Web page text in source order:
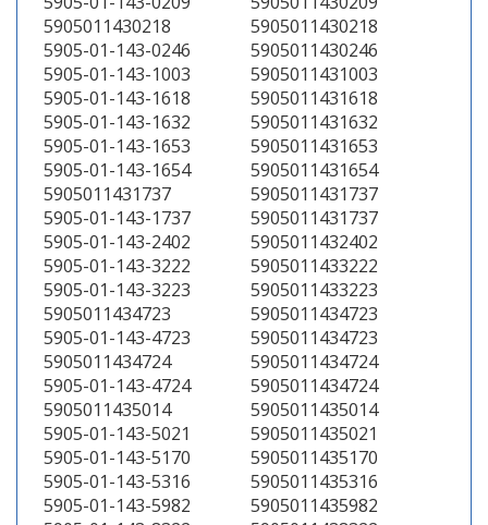
5905011430218
5905011430218
5905-01-143-0246
5905011430246
5905-01-143-1003
5905011431003
5905-01-143-1618
5905011431618
5905-01-143-1632
5905011431632
5905-01-143-1653
5905011431653
5905-01-143-1654
5905011431654
5905011431737
5905011431737
5905-01-143-1737
5905011431737
5905-01-143-2402
5905011432402
5905-01-143-3222
5905011433222
5905-01-143-3223
5905011433223
5905011434723
5905011434723
5905-01-143-4723
5905011434723
5905011434724
5905011434724
5905-01-143-4724
5905011434724
5905011435014
5905011435014
5905-01-143-5021
5905011435021
5905-01-143-5170
5905011435170
5905-01-143-5316
5905011435316
5905-01-143-5982
5905011435982